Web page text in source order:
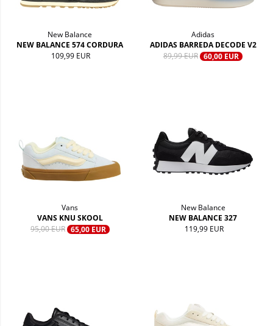
New Balance
NEW BALANCE 574 CORDURA
109,99 EUR
Adidas
ADIDAS BARREDA DECODE V2
89,99 EUR 60,00 EUR
Vans
VANS KNU SKOOL
95,00 EUR 65,00 EUR
New Balance
NEW BALANCE 327
119,99 EUR